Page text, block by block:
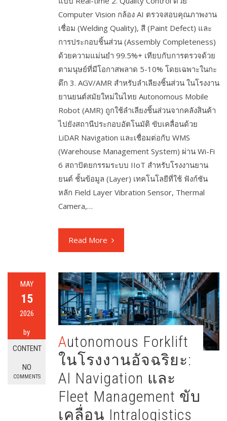
Computer Vision กล้อง AI ตรวจสอบคุณภาพงาน
เชื่อม (Welding Quality), สี (Paint Defect) และ
การประกอบชิ้นส่วน (Assembly Completeness)
ด้วยความแม่นยำ 99.5%+ เทียบกับการตรวจด้วย
ตามนุษย์ที่มีโอกาสพลาด 5-10% โดยเฉพาะในกะ
ดึก 3. AGV/AMR สำหรับลำเลียงชิ้นส่วน ในโรงงาน
ยานยนต์สมัยใหม่ในไทย Autonomous Mobile
Robot (AMR) ถูกใช้ลำเลียงชิ้นส่วนจากคลังสินค้า
ไปยังสถานีประกอบอัตโนมัติ ขับเคลื่อนด้วย
LiDAR Navigation และเชื่อมต่อกับ WMS
(Warehouse Management System) ผ่าน Wi-Fi
6 สถาปัตยกรรมระบบ IIoT สำหรับโรงงานยาน
ยนต์ ชั้นข้อมูล (Layer) เทคโนโลยีที่ใช้ ฟังก์ชัน
หลัก Field Layer Vibration Sensor, Thermal
Camera,…
Read More
MAY
15
2026
by
CONTENT
NO
COMMENTS
Autonomous Forklift
ในโรงงานอัจฉริยะ:
AI Navigation และ
Fleet Management ขับ
เคลื่อน Intralogistics